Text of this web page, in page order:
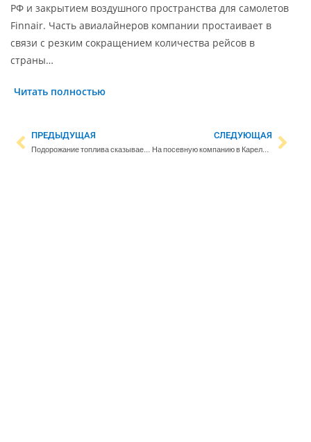
РФ и закрытием воздушного пространства для самолетов
Finnair. Часть авиалайнеров компании простаивает в
связи с резким сокращением количества рейсов в
страны…
Читать полностью
ПРЕДЫДУЩАЯ
Подорожание топлива сказывается на доходах граждан
СЛЕДУЮЩАЯ
На посевную компанию в Карелии планируют дополнительно выделить 40 млн рублей